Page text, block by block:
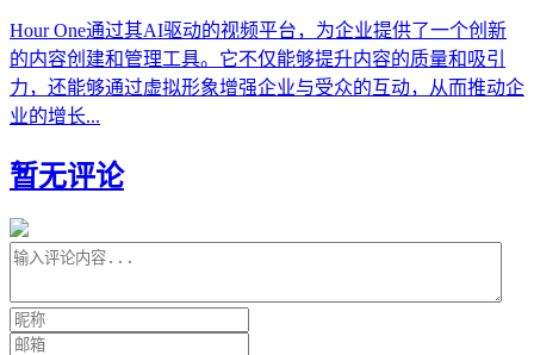
Hour One通过其AI驱动的视频平台，为企业提供了一个创新
的内容创建和管理工具。它不仅能够提升内容的质量和吸引
力，还能够通过虚拟形象增强企业与受众的互动，从而推动企
业的增长...
暂无评论